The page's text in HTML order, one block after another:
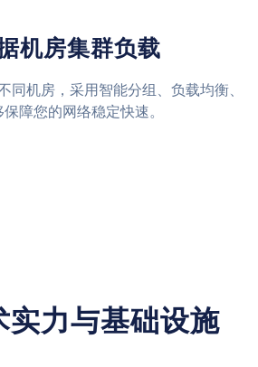
机房集群负载
同机房，采用智能分组、负载均衡、
障您的网络稳定快速。
实力与基础设施